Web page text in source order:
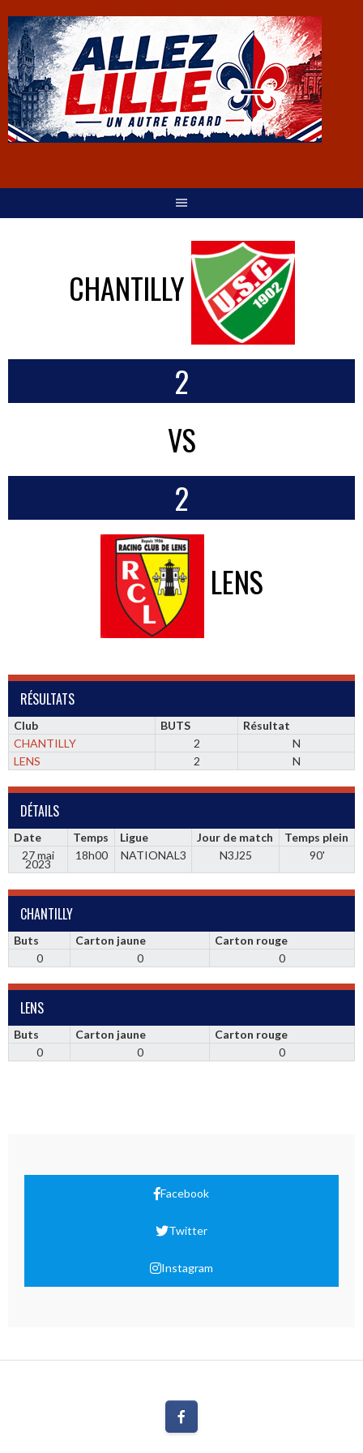
CHANTILLY
2
VS
2
LENS
RÉSULTATS
Club BUTS
Résultat
CHANTILLY
2
N
LENS
2 N
DÉTAILS
Date Temps Ligue Jour de match
Temps plein
27 mai
2023
18h00 NATIONAL3 N3J25 90'
CHANTILLY
Buts Carton jaune
Carton rouge
0
0 0
LENS
Buts Carton jaune
Carton rouge
0
0 0
Facebook
Twitter
Instagram